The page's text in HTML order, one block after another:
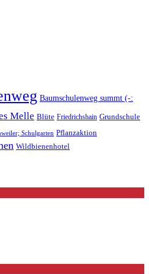
Baumschulenweg summt (-:
Melle Blüte Friedrichshain Grundschule
Schulgarten Pflanzaktion
Wildbienenhotel